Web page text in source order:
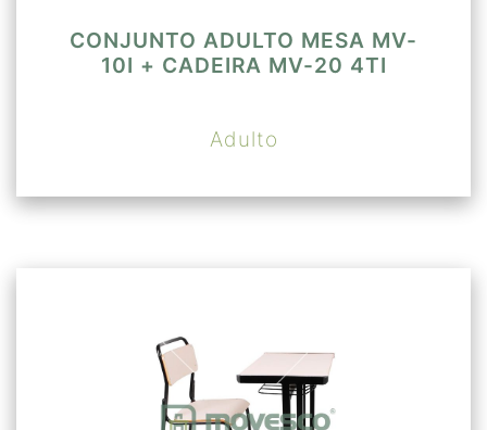
CONJUNTO ADULTO MESA MV-
10I + CADEIRA MV-20 4TI
Adulto